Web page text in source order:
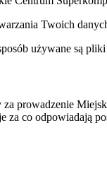
Twoich
używane są
prowadzenie
za co odpowiadają